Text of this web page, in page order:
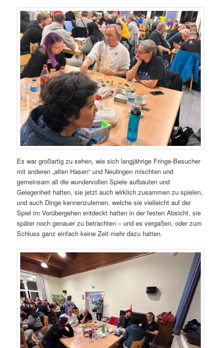
Es war großartig zu sehen, wie sich langjährige Fringe-Besucher
mit anderen „alten Hasen“ und Neulingen mischten und
gemeinsam all die wundervollen Spiele aufbauten und
Gelegenheit hatten, sie jetzt auch wirklich zusammen zu spielen,
und auch Dinge kennenzulernen, welche sie vielleicht auf der
Spiel im Vorübergehen entdeckt hatten in der festen Absicht, sie
später noch genauer zu betrachten – und es vergaßen, oder zum
Schluss ganz einfach keine Zeit mehr dazu hatten.